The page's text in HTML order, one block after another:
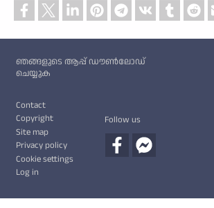
ഞങ്ങളുടെ ആപ്പ് ഡൗൺലോഡ്
ചെയ്യുക
Contact
Copyright
Site map
Privacy policy
Cookie settings
Log in
Follow us